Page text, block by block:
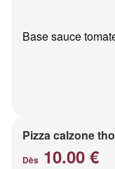
Base sauce
Pizza calzone
Dès 10.00 €